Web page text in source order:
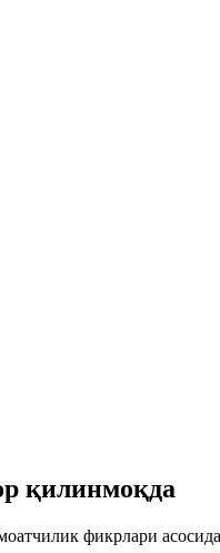
қилинмоқда
фикрлари